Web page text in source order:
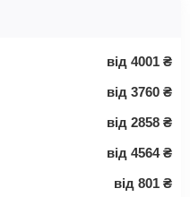
від 4001 ₴
від 3760 ₴
від 2858 ₴
від 4564 ₴
від 801 ₴